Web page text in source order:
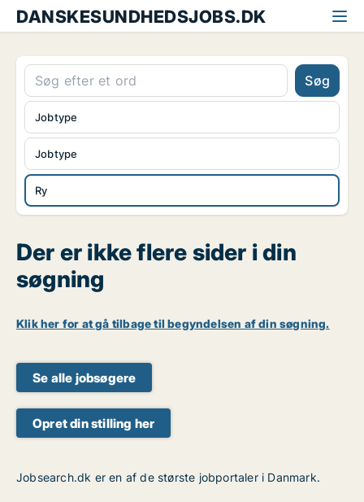
DANSKESUNDHEDSJOBS.DK
Søg
Jobtype
Ry
Jobtype
Der er ikke flere sider i din
søgning
Klik her for at gå tilbage til begyndelsen af din søgning.
Se alle jobsøgere
Opret din stilling her
Jobsearch.dk er en af de største jobportaler i Danmark.